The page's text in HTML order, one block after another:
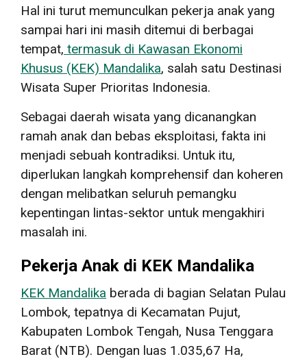
Hal ini turut memunculkan pekerja anak yang
sampai hari ini masih ditemui di berbagai
tempat, termasuk di Kawasan Ekonomi
Khusus (KEK) Mandalika, salah satu Destinasi
Wisata Super Prioritas Indonesia.
Sebagai daerah wisata yang dicanangkan
ramah anak dan bebas eksploitasi, fakta ini
menjadi sebuah kontradiksi. Untuk itu,
diperlukan langkah komprehensif dan koheren
dengan melibatkan seluruh pemangku
kepentingan lintas-sektor untuk mengakhiri
masalah ini.
Pekerja Anak di KEK Mandalika
KEK Mandalika berada di bagian Selatan Pulau
Lombok, tepatnya di Kecamatan Pujut,
Kabupaten Lombok Tengah, Nusa Tenggara
Barat (NTB). Dengan luas 1.035,67 Ha,